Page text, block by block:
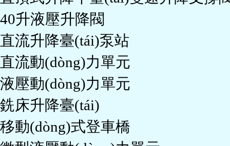
40升液壓升降閥
直流升降臺(tái)泵站
直流動(dòng)力單元
液壓動(dòng)力單元
銑床升降臺(tái)
移動(dòng)式登車橋
微型液壓動(dòng)力單元